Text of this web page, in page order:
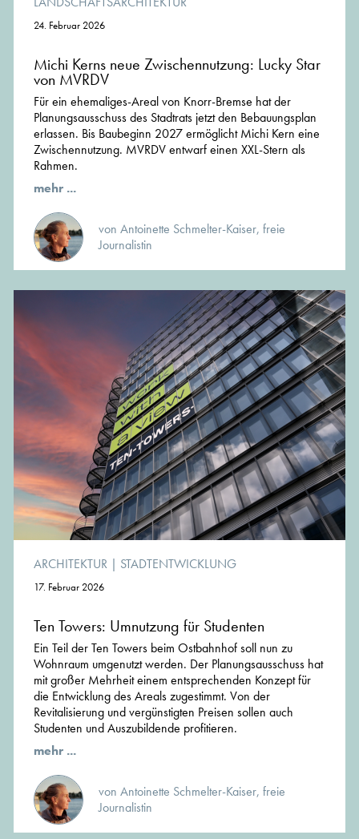
24. Februar 2026
Michi Kerns neue Zwischennutzung: Lucky Star
von MVRDV
Für ein ehemaliges-Areal von Knorr-Bremse hat der
Planungsausschuss des Stadtrats jetzt den Bebauungsplan
erlassen. Bis Baubeginn 2027 ermöglicht Michi Kern eine
Zwischennutzung. MVRDV entwarf einen XXL-Stern als
Rahmen.
mehr ...
von Antoinette Schmelter-Kaiser, freie
Journalistin
ARCHITEKTUR | STADTENTWICKLUNG
17. Februar 2026
Ten Towers: Umnutzung für Studenten
Ein Teil der Ten Towers beim Ostbahnhof soll nun zu
Wohnraum umgenutzt werden. Der Planungsausschuss hat
mit großer Mehrheit einem entsprechenden Konzept für
die Entwicklung des Areals zugestimmt. Von der
Revitalisierung und vergünstigten Preisen sollen auch
Studenten und Auszubildende profitieren.
mehr ...
von Antoinette Schmelter-Kaiser, freie
Journalistin